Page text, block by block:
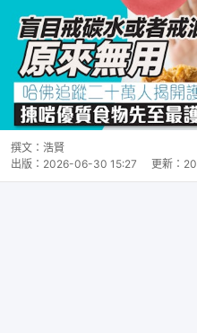
撰文： 浩賢
出版： 2026-06-30 15:27 更新：